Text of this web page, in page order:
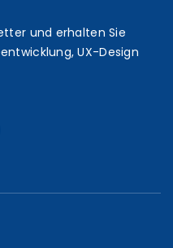
und erhalten Sie
UX-Design